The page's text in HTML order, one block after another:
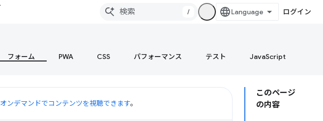
/ ログイン
フォーム PWA CSS パフォーマンス テスト JavaScript
このページ
の内容
オンデマンドでコンテンツを視聴できます。